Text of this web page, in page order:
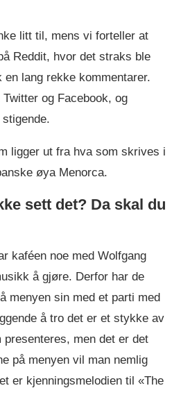
litt til, mens vi forteller at
Reddit, hvor det straks ble
lang rekke kommentarer.
og Facebook, og
ligger ut fra hva som skrives i
øya Menorca.
sett det? Da skal du
kaféen noe med Wolfgang
å gjøre. Derfor har de
menyen sin med et parti med
å tro det er et stykke av
presenteres, men det er det
på menyen vil man nemlig
er kjenningsmelodien til «The